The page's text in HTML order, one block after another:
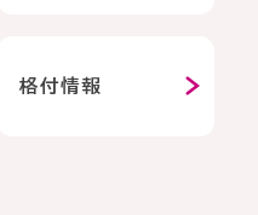
格付情報